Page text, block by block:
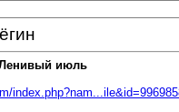
Ленивый июль